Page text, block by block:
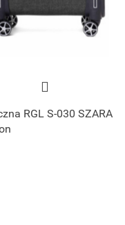
RGL S-030 SZARA